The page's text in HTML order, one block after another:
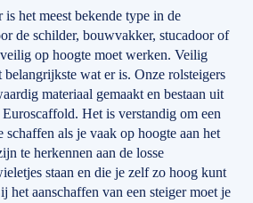
het meest bekende type in de
de schilder, bouwvakker, stucadoor of
op hoogte moet werken. Veilig
wat er is. Onze rolsteigers
materiaal gemaakt en bestaan uit
Het is verstandig om een
schaffen als je vaak op hoogte aan het
te herkennen aan de losse
staan en die je zelf zo hoog kunt
aanschaffen van een steiger moet je